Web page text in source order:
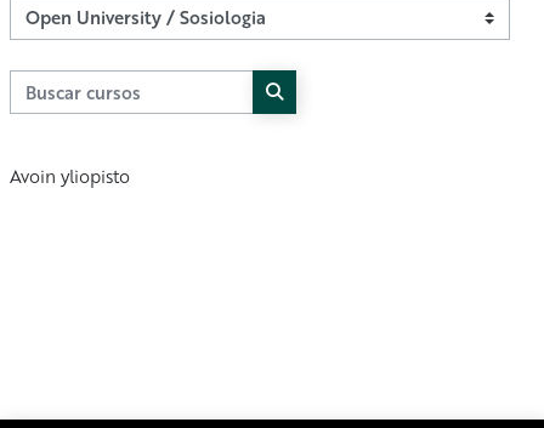
Categorías
Buscar cursos
Buscar cursos
Avoin yliopisto